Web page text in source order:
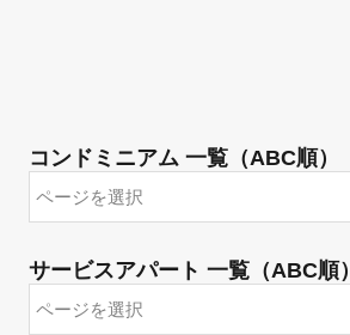
コンドミニアム 一覧（ABC順）
サービスアパート 一覧（ABC順）